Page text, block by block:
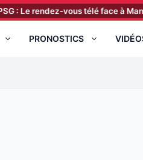
vous télé face à Manchester
PRONOSTICS